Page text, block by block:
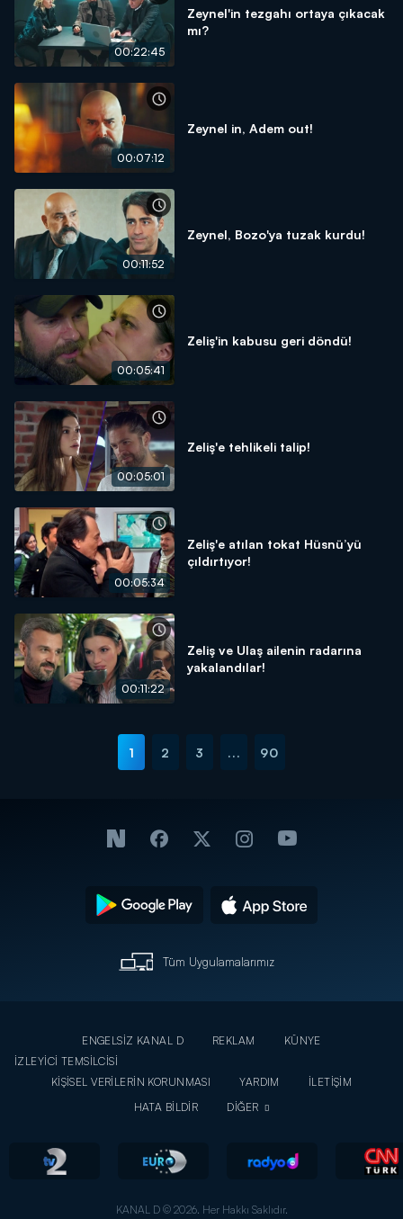
00:22:45
Zeynel'in tezgahı ortaya çıkacak
mı?
00:07:12
Zeynel in, Adem out!
00:11:52
Zeynel, Bozo'ya tuzak kurdu!
00:05:41
Zeliş'in kabusu geri döndü!
00:05:01
Zeliş'e tehlikeli talip!
00:05:34
Zeliş'e atılan tokat Hüsnü’yü
çıldırtıyor!
00:11:22
Zeliş ve Ulaş ailenin radarına
yakalandılar!
1 2 3 ... 90
Tüm Uygulamalarımız
ENGELSİZ KANAL D REKLAM
KÜNYE
İZLEYİCİ TEMSİLCİSİ
KİŞİSEL VERİLERİN KORUNMASI
YARDIM
İLETİŞİM
HATA BİLDİR
DİĞER
KANAL D © 2026. Her Hakkı Saklıdır.